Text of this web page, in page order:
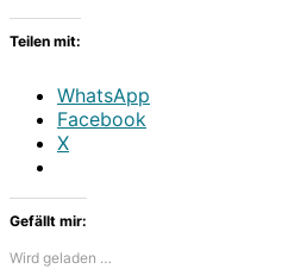
Teilen mit:
WhatsApp
Facebook
X
Gefällt mir:
Wird geladen …